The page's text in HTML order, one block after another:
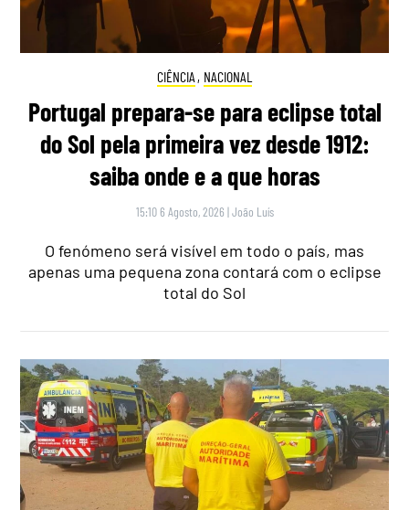
CIÊNCIA , NACIONAL
Portugal prepara-se para eclipse total
do Sol pela primeira vez desde 1912:
saiba onde e a que horas
15:10 6 Agosto, 2026 |João Luís
O fenómeno será visível em todo o país, mas
apenas uma pequena zona contará com o eclipse
total do Sol